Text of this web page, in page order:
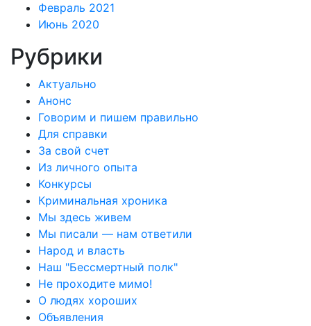
Февраль 2021
Июнь 2020
Рубрики
Актуально
Анонс
Говорим и пишем правильно
Для справки
За свой счет
Из личного опыта
Конкурсы
Криминальная хроника
Мы здесь живем
Мы писали — нам ответили
Народ и власть
Наш "Бессмертный полк"
Не проходите мимо!
О людях хороших
Объявления